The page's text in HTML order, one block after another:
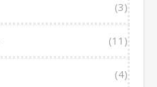
(3)
(11)
(4)